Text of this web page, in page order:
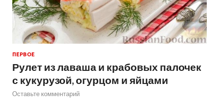
ПЕРВОЕ
Рулет из лаваша и крабовых палочек
с кукурузой, огурцом и яйцами
Оставьте комментарий